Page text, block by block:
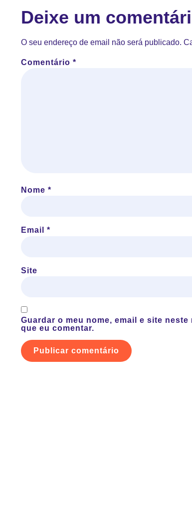
Deixe um
O seu endereço de email não será publicado.
Comentário *
Nome *
Email *
Site
Guardar o meu nome, email e site
que eu comentar.